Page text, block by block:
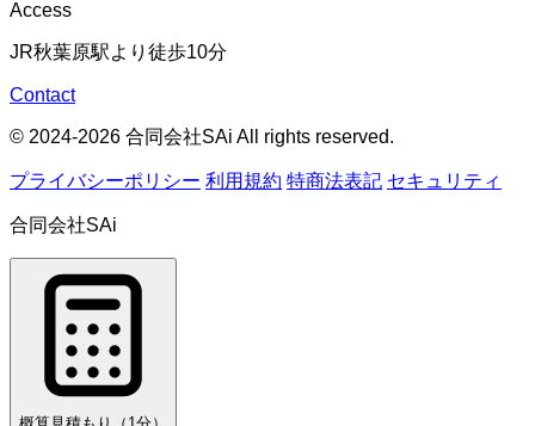
Access
JR秋葉原駅より徒歩10分
Contact
© 2024-2026 合同会社SAi All rights reserved.
プライバシーポリシー 利用規約 特商法表記 セキュリティ
合同会社SAi